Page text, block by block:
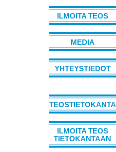
ILMOITA TEOS
MEDIA
YHTEYSTIEDOT
TEOSTIETOKANTA
ILMOITA TEOS
TIETOKANTAAN